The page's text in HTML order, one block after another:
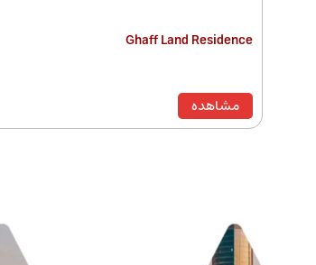
Ghaff Land Residence
مشاهده